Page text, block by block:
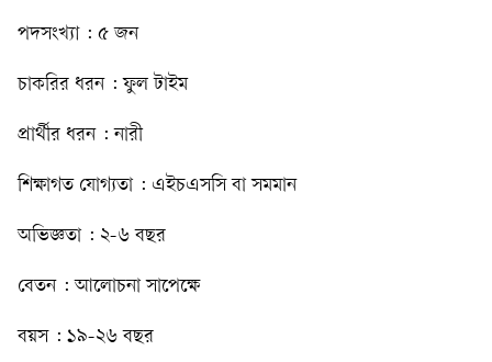
পদসংখ্যা : ৫ জন
চাকরির ধরন : ফুল টাইম
প্রার্থীর ধরন : নারী
শিক্ষাগত যোগ্যতা : এইচএসসি বা সমমান
অভিজ্ঞতা : ২-৬ বছর
বেতন : আলোচনা সাপেক্ষে
বয়স : ১৯-২৬ বছর